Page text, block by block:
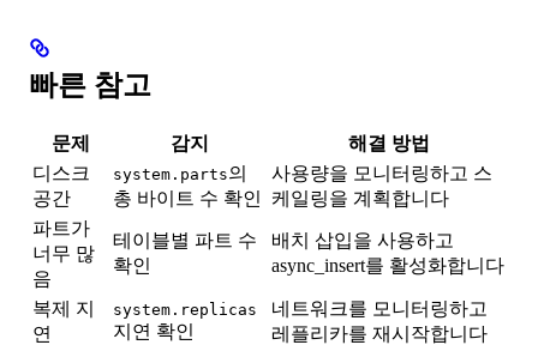
빠른 참고
문제 감지
해결 방법
디스크
공간
system.parts의
총 바이트 수 확인
사용량을 모니터링하고 스
케일링을 계획합니다
파트가
너무 많
음
테이블별 파트 수
확인
배치 삽입을 사용하고
async_insert를 활성화합니다
복제 지
연
system.replicas
지연 확인
네트워크를 모니터링하고
레플리카를 재시작합니다